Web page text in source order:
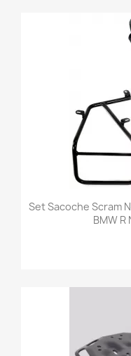
Set Sacoche Scram
BMW